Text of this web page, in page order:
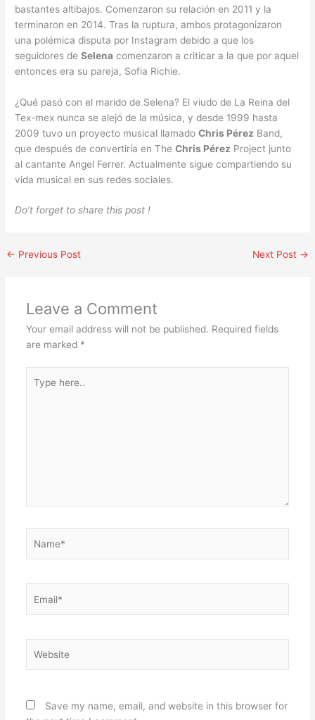
bastantes altibajos. Comenzaron su relación en 2011 y la
terminaron en 2014. Tras la ruptura, ambos protagonizaron
una polémica disputa por Instagram debido a que los
seguidores deSelena comenzaron a criticar a la que por aquel
entonces era su pareja, Sofia Richie.
¿Qué pasó con el marido de Selena? El viudo de La Reina del
Tex-mex nunca se alejó de la música, y desde 1999 hasta
2009 tuvo un proyecto musical llamadoChris Pérez Band,
que después de convertiría en TheChris Pérez Project junto
al cantante Angel Ferrer. Actualmente sigue compartiendo su
vida musical en sus redes sociales.
Do’t forget to share this post !
← Previous Post Next Post →
Leave a Comment
Your email address will not be published. Required fields
are marked *
here..
Save my name, email, and website in this browser for